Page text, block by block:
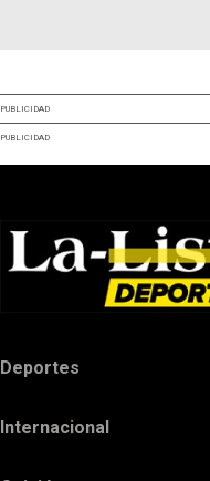
PUBLICIDAD
PUBLICIDAD
Deportes
Internacional